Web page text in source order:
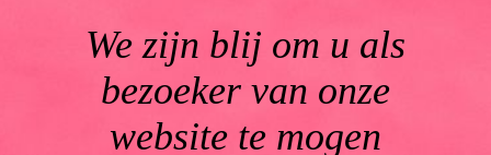
We zijn blij om u als
bezoeker van onze
website te mogen